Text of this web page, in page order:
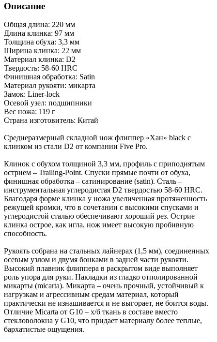
Описание
Общая длина: 220 мм
Длина клинка: 97 мм
Толщина обуха: 3,3 мм
Ширина клинка: 22 мм
Материал клинка: D2
Твердость: 58-60 HRC
Финишная обработка: Satin
Материал рукояти: микарта
Замок: Liner-lock
Осевой узел: подшипники
Вес ножа: 119 г
Страна изготовитель: Китай
Среднеразмерный складной нож флиппер «Хан» black с
клинком из стали D2 от компании Five Pro.
Клинок с обухом толщиной 3,3 мм, профиль с приподнятым
острием – Trailing-Point. Спуски прямые почти от обуха,
финишная обработка – сатинирование (satin). Сталь –
инструментальная углеродистая D2 твердостью 58-60 HRC.
Благодаря форме клинка у ножа увеличенная протяженность
режущей кромки, что в сочетании с высокими спусками и
углеродистой сталью обеспечивают хороший рез. Острие
клинка острое, как игла, нож имеет высокую пробивную
способность.
Рукоять собрана на стальных лайнерах (1,5 мм), соединенных
осевым узлом и двумя бонками в задней части рукояти.
Высокий плавник флиппера в раскрытом виде выполняет
роль упора для руки. Накладки из гладко отполированной
микарты (micarta). Микарта – очень прочный, устойчивый к
нагрузкам и агрессивным средам материал, который
практически не изнашивается и не выгорает, не боится воды.
Отличие Micarta от G10 – х/б ткань в составе вместо
стекловолокна у G10, что придает материалу более теплые,
бархатистые ощущения.